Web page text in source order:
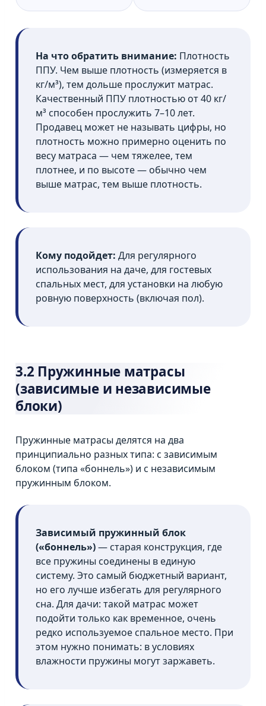
На что обратить внимание: Плотность
ППУ. Чем выше плотность (измеряется в
кг/м³), тем дольше прослужит матрас.
Качественный ППУ плотностью от 40 кг/
м³ способен прослужить 7–10 лет.
Продавец может не называть цифры, но
плотность можно примерно оценить по
весу матраса — чем тяжелее, тем
плотнее, и по высоте — обычно чем
выше матрас, тем выше плотность.
Кому подойдет: Для регулярного
использования на даче, для гостевых
спальных мест, для установки на любую
ровную поверхность (включая пол).
3.2 Пружинные матрасы
(зависимые и независимые
блоки)
Пружинные матрасы делятся на два
принципиально разных типа: с зависимым
блоком (типа «боннель») и с независимым
пружинным блоком.
Зависимый пружинный блок
(«боннель»)— старая конструкция, где
все пружины соединены в единую
систему. Это самый бюджетный вариант,
но его лучше избегать для регулярного
сна. Для дачи: такой матрас может
подойти только как временное, очень
редко используемое спальное место. При
этом нужно понимать: в условиях
влажности пружины могут заржаветь.